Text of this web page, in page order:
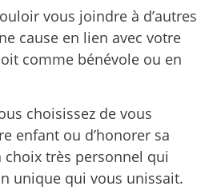
vous joindre à d’autres
cause en lien avec votre
comme bénévole ou en
choisissez de vous
enfant ou d’honorer sa
très personnel qui
unique qui vous unissait.